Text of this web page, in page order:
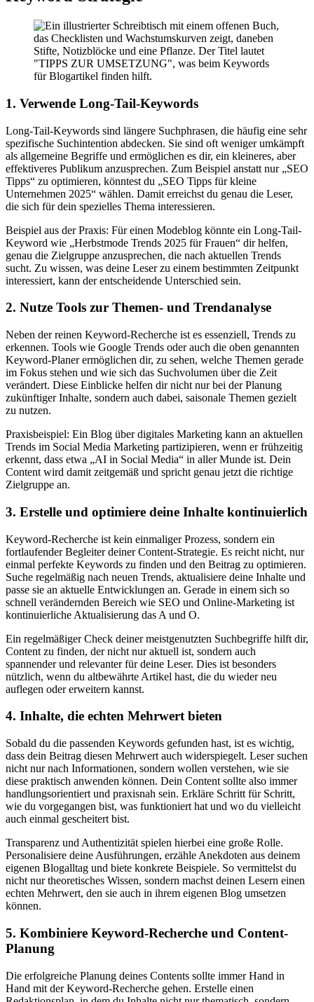
1. Verwende Long-Tail-Keywords
Long-Tail-Keywords sind längere Suchphrasen, die häufig eine sehr
spezifische Suchintention abdecken. Sie sind oft weniger umkämpft
als allgemeine Begriffe und ermöglichen es dir, ein kleineres, aber
effektiveres Publikum anzusprechen. Zum Beispiel anstatt nur „SEO
Tipps“ zu optimieren, könntest du „SEO Tipps für kleine
Unternehmen 2025“ wählen. Damit erreichst du genau die Leser,
die sich für dein spezielles Thema interessieren.
Beispiel aus der Praxis: Für einen Modeblog könnte ein Long-Tail-
Keyword wie „Herbstmode Trends 2025 für Frauen“ dir helfen,
genau die Zielgruppe anzusprechen, die nach aktuellen Trends
sucht. Zu wissen, was deine Leser zu einem bestimmten Zeitpunkt
interessiert, kann der entscheidende Unterschied sein.
2. Nutze Tools zur Themen- und Trendanalyse
Neben der reinen Keyword-Recherche ist es essenziell, Trends zu
erkennen. Tools wie Google Trends oder auch die oben genannten
Keyword-Planer ermöglichen dir, zu sehen, welche Themen gerade
im Fokus stehen und wie sich das Suchvolumen über die Zeit
verändert. Diese Einblicke helfen dir nicht nur bei der Planung
zukünftiger Inhalte, sondern auch dabei, saisonale Themen gezielt
zu nutzen.
Praxisbeispiel: Ein Blog über digitales Marketing kann an aktuellen
Trends im Social Media Marketing partizipieren, wenn er frühzeitig
erkennt, dass etwa „AI in Social Media“ in aller Munde ist. Dein
Content wird damit zeitgemäß und spricht genau jetzt die richtige
Zielgruppe an.
3. Erstelle und optimiere deine Inhalte kontinuierlich
Keyword-Recherche ist kein einmaliger Prozess, sondern ein
fortlaufender Begleiter deiner Content-Strategie. Es reicht nicht, nur
einmal perfekte Keywords zu finden und den Beitrag zu optimieren.
Suche regelmäßig nach neuen Trends, aktualisiere deine Inhalte und
passe sie an aktuelle Entwicklungen an. Gerade in einem sich so
schnell verändernden Bereich wie SEO und Online-Marketing ist
kontinuierliche Aktualisierung das A und O.
Ein regelmäßiger Check deiner meistgenutzten Suchbegriffe hilft dir,
Content zu finden, der nicht nur aktuell ist, sondern auch
spannender und relevanter für deine Leser. Dies ist besonders
nützlich, wenn du altbewährte Artikel hast, die du wieder neu
auflegen oder erweitern kannst.
4. Inhalte, die echten Mehrwert bieten
Sobald du die passenden Keywords gefunden hast, ist es wichtig,
dass dein Beitrag diesen Mehrwert auch widerspiegelt. Leser suchen
nicht nur nach Informationen, sondern wollen verstehen, wie sie
diese praktisch anwenden können. Dein Content sollte also immer
handlungsorientiert und praxisnah sein. Erkläre Schritt für Schritt,
wie du vorgegangen bist, was funktioniert hat und wo du vielleicht
auch einmal gescheitert bist.
Transparenz und Authentizität spielen hierbei eine große Rolle.
Personalisiere deine Ausführungen, erzähle Anekdoten aus deinem
eigenen Blogalltag und biete konkrete Beispiele. So vermittelst du
nicht nur theoretisches Wissen, sondern machst deinen Lesern einen
echten Mehrwert, den sie auch in ihrem eigenen Blog umsetzen
können.
5. Kombiniere Keyword-Recherche und Content-
Planung
Die erfolgreiche Planung deines Contents sollte immer Hand in
Hand mit der Keyword-Recherche gehen. Erstelle einen